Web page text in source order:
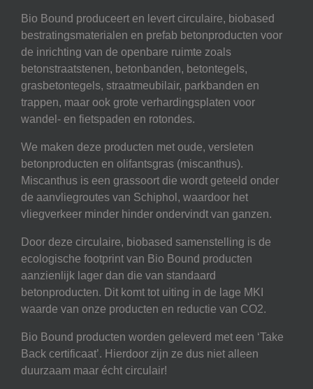
Bio Bound produceert en levert circulaire, biobased
bestratingsmaterialen en prefab betonproducten voor
de inrichting van de openbare ruimte zoals
betonstraatstenen, betonbanden, betontegels,
grasbetontegels, straatmeubilair, parkbanden en
trappen, maar ook grote verhardingsplaten voor
wandel- en fietspaden en rotondes.
We maken deze producten met oude, versleten
betonproducten en olifantsgras (miscanthus).
Miscanthus is een grassoort die wordt geteeld onder
de aanvliegroutes van Schiphol, waardoor het
vliegverkeer minder hinder ondervindt van ganzen.
Door deze circulaire, biobased samenstelling is de
ecologische footprint van Bio Bound producten
aanzienlijk lager dan die van standaard
betonproducten. Dit komt tot uiting in de lage MKI
waarde van onze producten en reductie van CO2.
Bio Bound producten worden geleverd met een ‘Take
Back certificaat’. Hierdoor zijn ze dus niet alleen
duurzaam maar écht circulair!